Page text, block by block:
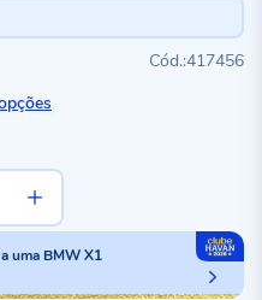
417456
uma BMW X1